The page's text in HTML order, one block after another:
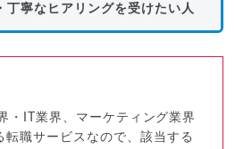
丁寧なヒアリングを受けたい人
・IT業界、マーケティング業界
転職サービスなので、該当する